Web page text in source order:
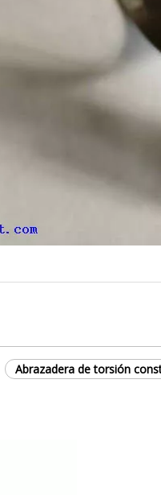
Abrazadera de torsión